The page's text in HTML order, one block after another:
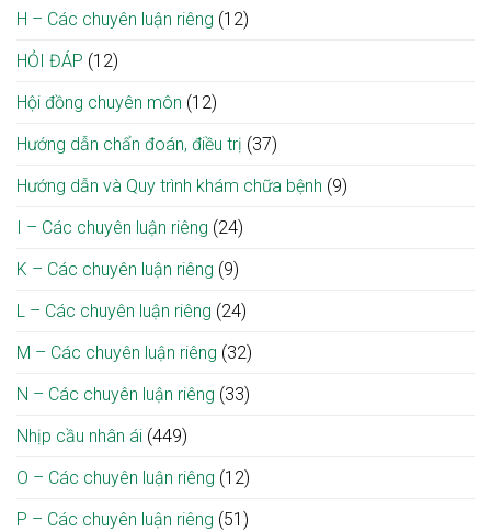
H – Các chuyên luận riêng (12)
HỎI ĐÁP (12)
Hội đồng chuyên môn (12)
Hướng dẫn chẩn đoán, điều trị (37)
Hướng dẫn và Quy trình khám chữa bệnh (9)
I – Các chuyên luận riêng (24)
K – Các chuyên luận riêng (9)
L – Các chuyên luận riêng (24)
M – Các chuyên luận riêng (32)
N – Các chuyên luận riêng (33)
Nhịp cầu nhân ái (449)
O – Các chuyên luận riêng (12)
P – Các chuyên luận riêng (51)